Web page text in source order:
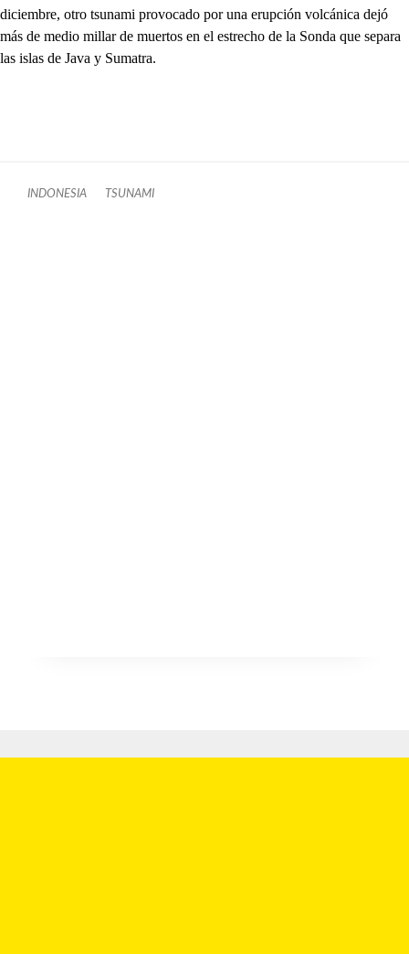
diciembre, otro tsunami provocado por una erupción volcánica dejó
más de medio millar de muertos en el estrecho de la Sonda que separa
las islas de Java y Sumatra.
INDONESIA TSUNAMI